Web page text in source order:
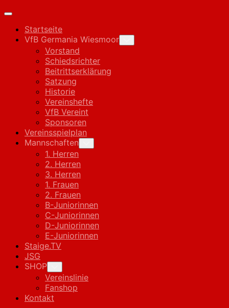
Expand
Startseite
VfB Germania Wiesmoor
Child
Vorstand
Schiedsrichter
Beitrittserklärung
Satzung
Historie
Vereinshefte
VfB Vereint
Sponsoren
Vereinsspielplan
Mannschaften
Child
1. Herren
2. Herren
3. Herren
1. Frauen
2. Frauen
B-Juniorinnen
C-Juniorinnen
D-Juniorinnen
E-Juniorinnen
Staige.TV
JSG
SHOP
Child
Menu
Vereinslinie
Fanshop
Kontakt